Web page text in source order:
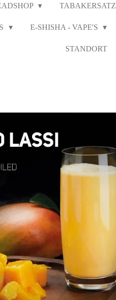
TABAKERSATZ
E-SHISHA - VAPE'S
STANDORT